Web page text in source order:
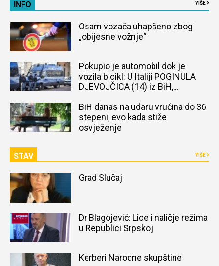
INFO VIŠE
Osam vozača uhapšeno zbog
„obijesne vožnje“
Pokupio je automobil dok je
vozila bicikl: U Italiji POGINULA
DJEVOJČICA (14) iz BiH,
BiH danas na udaru vrućina do 36
stepeni, evo kada stiže
osvježenje
STAV VIŠE
Grad Slučaj
Dr Blagojević: Lice i naličje režima
u Republici Srpskoj
Kerberi Narodne skupštine